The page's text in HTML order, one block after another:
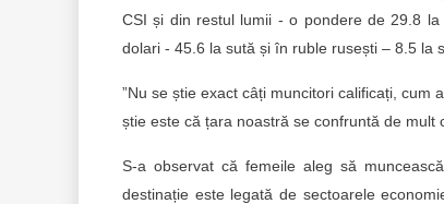
CSI și din restul lumii - o pondere de 29.8
dolari - 45.6 la sută și în ruble rusești – 8.5 la
”Nu se știe exact câți muncitori calificați,
știe este că țara noastră se confruntă de mult
S-a observat că femeile aleg să
destinație este legată de sectoarele